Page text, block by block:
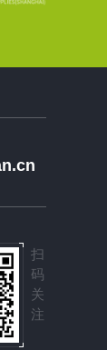
扫
码
关
注